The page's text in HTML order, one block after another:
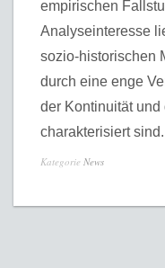
empirischen
Analyseinteresse
sozio-historischen
durch eine enge
der Kontinuität
charakterisiert sind.
Kategorie News